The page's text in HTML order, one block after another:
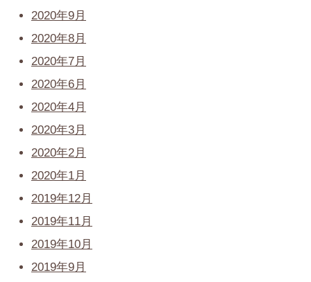
2020年9月
2020年8月
2020年7月
2020年6月
2020年4月
2020年3月
2020年2月
2020年1月
2019年12月
2019年11月
2019年10月
2019年9月